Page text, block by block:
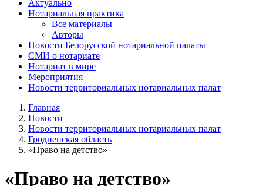
Актуально
Нотариальная практика
Все материалы
Авторы
Новости Белорусской нотариальной палаты
СМИ о нотариате
Нотариат в мире
Мероприятия
Новости территориальных нотариальных палат
Главная
Новости
Новости территориальных нотариальных палат
Гродненская область
«Право на детство»
«Право на детство»